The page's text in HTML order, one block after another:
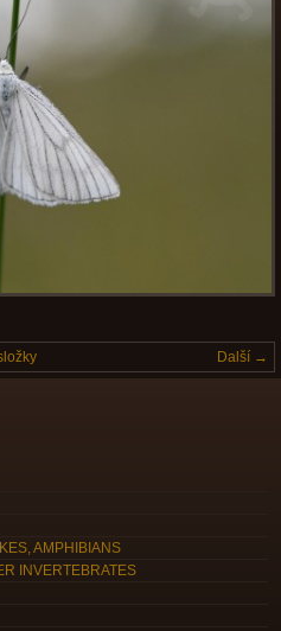
Další →
AMPHIBIANS
INVERTEBRATES